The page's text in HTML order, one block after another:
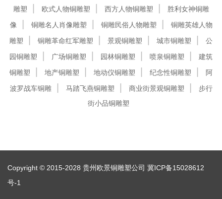
雕塑
欧式人物铜雕塑 西方人物铜雕塑
胜利女神铜雕
像
铜雕名人肖像雕塑 铜雕民俗人物雕塑
铜雕英雄人物
雕塑
铜雕革命红军雕塑 景观铜雕塑 城市铜雕塑
公
园铜雕塑
广场铜雕塑 园林铜雕塑 喷泉铜雕塑
建筑
铜雕塑
地产铜雕塑 地动仪铜雕塑 纪念性铜雕塑
阿
波罗战车铜雕
马踏飞燕铜雕塑 商业街景观铜雕塑
步行
街小品铜雕塑
Copyright © 2015-2028 贵州欧景铜雕塑公司 冀ICP备15028612
号-1